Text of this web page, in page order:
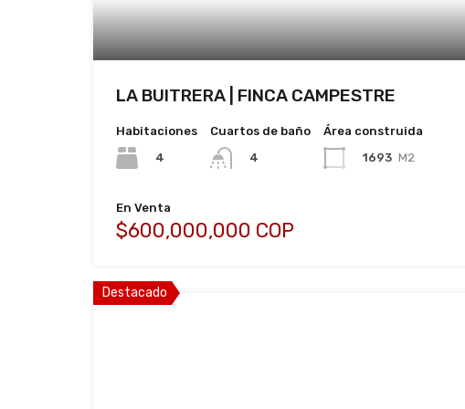
LA BUITRERA | FINCA CAMPESTRE
Habitaciones
4
Cuartos de baño
4
Área construida
1693 M2
En Venta
$600,000,000 COP
Destacado